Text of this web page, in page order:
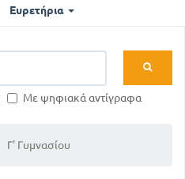
Ευρετήρια
Με ψηφιακά αντίγραφα
Γ' Γυμνασίου